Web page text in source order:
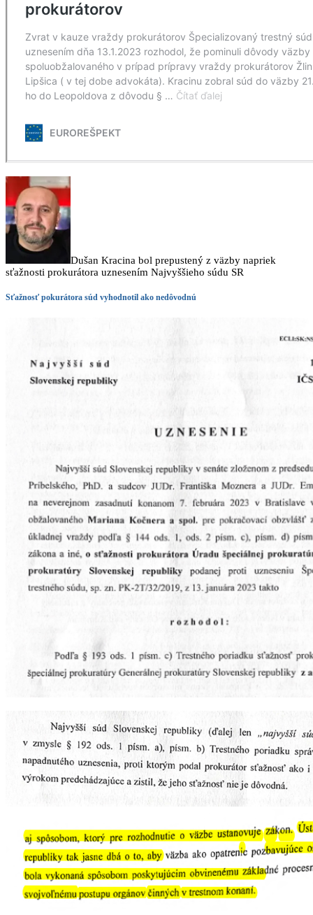
Dušan Kracina bol prepustený z väzby napriek
sťažnosti prokurátora uznesením Najvyššieho súdu SR
Sťažnosť pokurátora súd vyhodnotil ako nedôvodnú